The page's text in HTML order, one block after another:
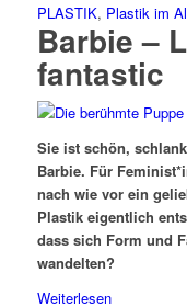
PLASTIK, Plastik im
Barbie –
fantastic
Sie ist schön,
Barbie. Für
nach wie vor ein
Plastik eigentlich
dass sich Form und
wandelten?
Weiterlesen